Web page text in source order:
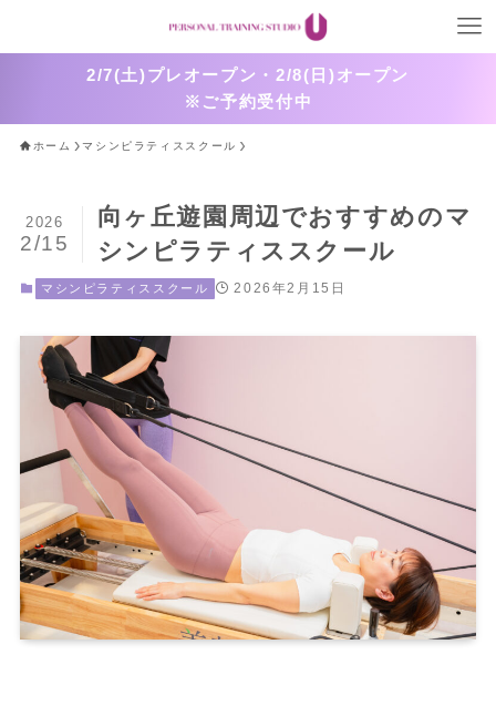
2/7(土)プレオープン・2/8(日)オープン
※ご予約受付中
ホーム マシンピラティススクール
向ヶ丘遊園周辺でおすすめのマ
シンピラティススクール
2026
2/15
マシンピラティススクール 2026年2月15日